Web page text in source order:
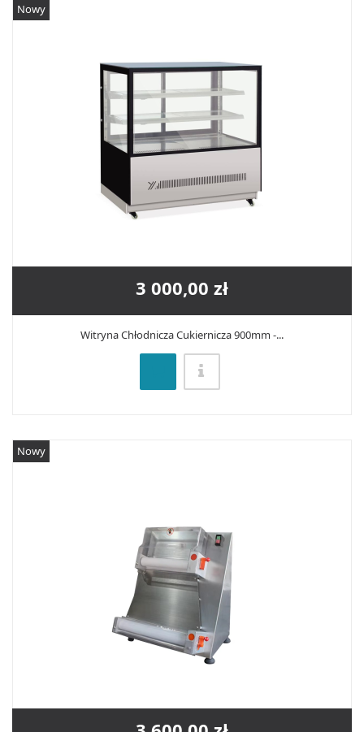
Nowy
3 000,00 zł
Witryna Chłodnicza Cukiernicza 900mm -...
Nowy